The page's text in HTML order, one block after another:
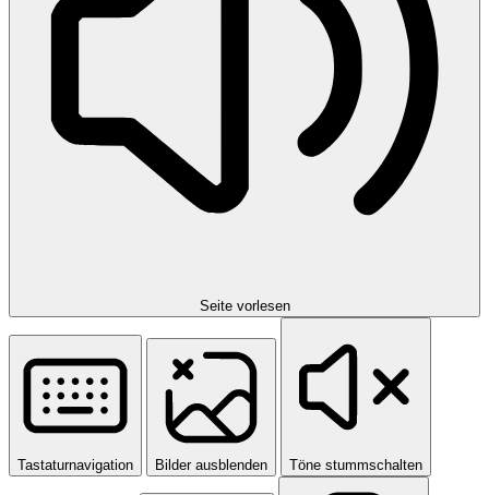
Seite vorlesen
Tastaturnavigation Bilder ausblenden Töne stummschalten